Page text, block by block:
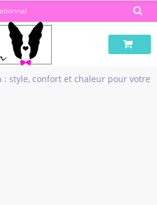
: style, confort et chaleur pour votre